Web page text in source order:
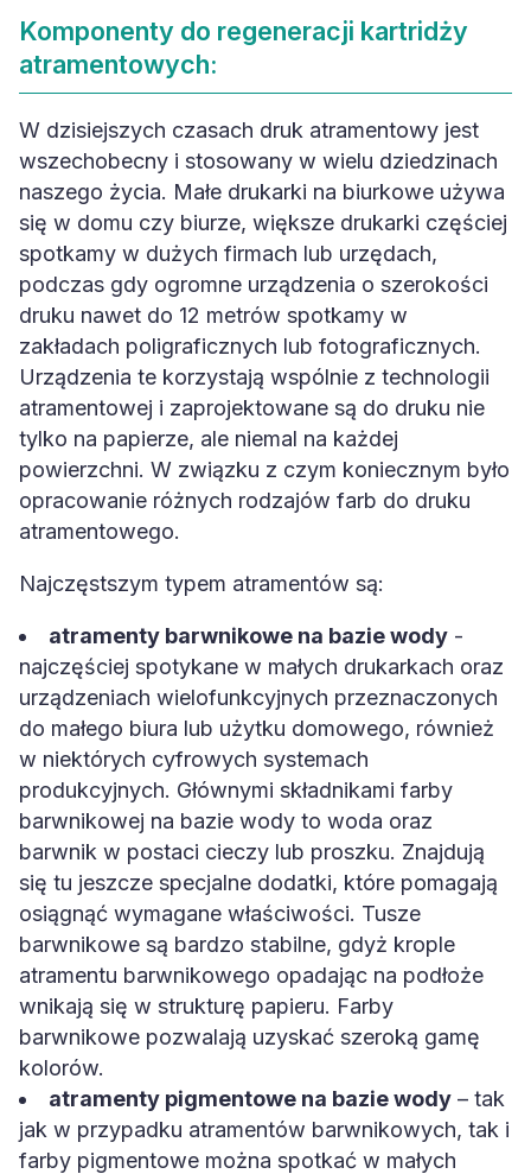
Komponenty do regeneracji kartridży
atramentowych:
W dzisiejszych czasach druk atramentowy jest
wszechobecny i stosowany w wielu dziedzinach
naszego życia. Małe drukarki na biurkowe używa
się w domu czy biurze, większe drukarki częściej
spotkamy w dużych firmach lub urzędach,
podczas gdy ogromne urządzenia o szerokości
druku nawet do 12 metrów spotkamy w
zakładach poligraficznych lub fotograficznych.
Urządzenia te korzystają wspólnie z technologii
atramentowej i zaprojektowane są do druku nie
tylko na papierze, ale niemal na każdej
powierzchni. W związku z czym koniecznym było
opracowanie różnych rodzajów farb do druku
atramentowego.
Najczęstszym typem atramentów są:
atramenty barwnikowe na bazie wody -
najczęściej spotykane w małych drukarkach oraz
urządzeniach wielofunkcyjnych przeznaczonych
do małego biura lub użytku domowego, również
w niektórych cyfrowych systemach
produkcyjnych. Głównymi składnikami farby
barwnikowej na bazie wody to woda oraz
barwnik w postaci cieczy lub proszku. Znajdują
się tu jeszcze specjalne dodatki, które pomagają
osiągnąć wymagane właściwości. Tusze
barwnikowe są bardzo stabilne, gdyż krople
atramentu barwnikowego opadając na podłoże
wnikają się w strukturę papieru. Farby
barwnikowe pozwalają uzyskać szeroką gamę
kolorów.
atramenty pigmentowe na bazie wody – tak
jak w przypadku atramentów barwnikowych, tak i
farby pigmentowe można spotkać w małych